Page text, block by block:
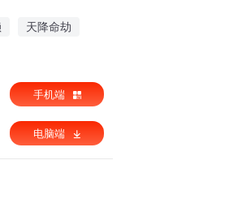
天降命劫
手机端
电脑端